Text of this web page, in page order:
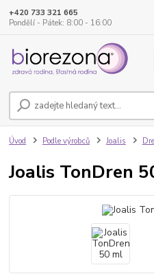
+420 733 321 665
Pondělí - Pátek: 8:00 - 16:00
Úvod Podle výrobců Joalis
Joalis TonDren